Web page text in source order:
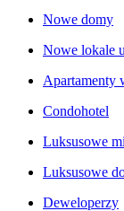
Nowe domy
Nowe lokale
Apartamenty
Condohotel
Luksusowe
Luksusowe
Deweloperzy